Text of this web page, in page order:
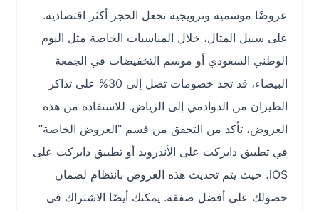
عروضًا موسمية وترويجية تجعل الحجز أكثر اقتصادية.
على سبيل المثال، خلال المناسبات الخاصة مثل اليوم
الوطني السعودي أو موسم التخفيضات في الجمعة
البيضاء، قد تجد خصومات تصل إلى 30% على تذاكر
الطيران من الدوادمي إلى الرياض. للاستفادة من هذه
العروض، تأكد من التحقق من قسم “العروض الخاصة”
في تطبيق دايركت على الأندرويد أو تطبيق دايركت على
iOS، حيث يتم تحديث هذه العروض بانتظام لضمان
حصولك على أفضل صفقة. يمكنك أيضًا الاشتراك في